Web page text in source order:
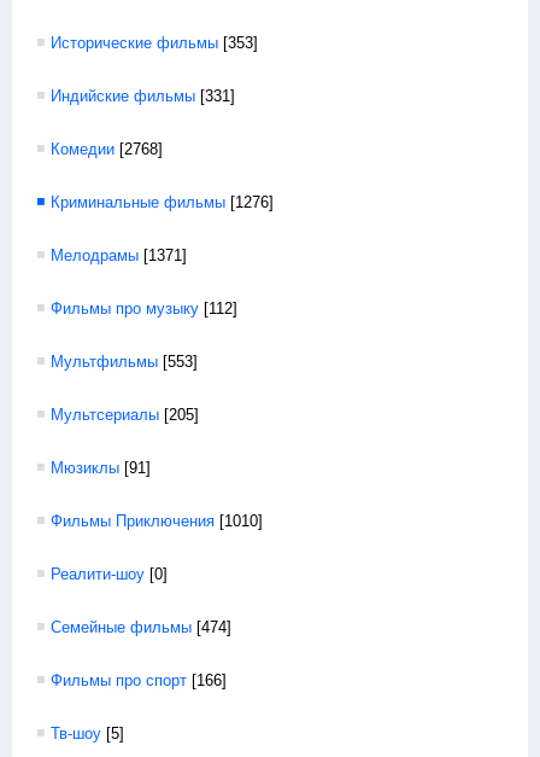
Исторические фильмы [353]
Индийские фильмы [331]
Комедии [2768]
Криминальные фильмы [1276]
Мелодрамы [1371]
Фильмы про музыку [112]
Мультфильмы [553]
Мультсериалы [205]
Мюзиклы [91]
Фильмы Приключения [1010]
Реалити-шоу [0]
Семейные фильмы [474]
Фильмы про спорт [166]
Тв-шоу [5]